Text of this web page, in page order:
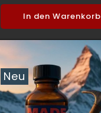
In den Warenkorb
Neu